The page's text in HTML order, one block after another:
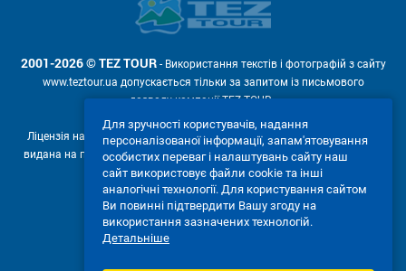
2001-2026 © TEZ TOUR - Використання текстів і фотографій з сайту
www.teztour.ua допускається тільки за запитом із письмового
дозволу компанії TEZ TOUR .
Ліцензія на провадження туроператорської діяльності АВ №566448
видана на підставі рішення Державної служби туризму і курортів від
04.02.2011р. № 4-ліц.
Ми приймаємо:
Для зручності користувачів, надання
персоналізованої інформації, запам'ятовування
особистих переваг і налаштувань сайту наш
сайт використовує файли cookie та інші
аналогічні технології. Для користування сайтом
Ви повинні підтвердити Вашу згоду на
використання зазначених технологій.
Детальніше